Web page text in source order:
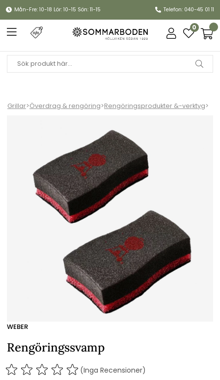
Mån-Fre: 10-18 Lör: 10-15 Sön: 11-15 Telefon: 040-45 01 11
0
Grillar>Överdrag & rengöring>Rengöringsprodukter &-verktyg>
WEBER
Rengöringssvamp
(Inga Recensioner)